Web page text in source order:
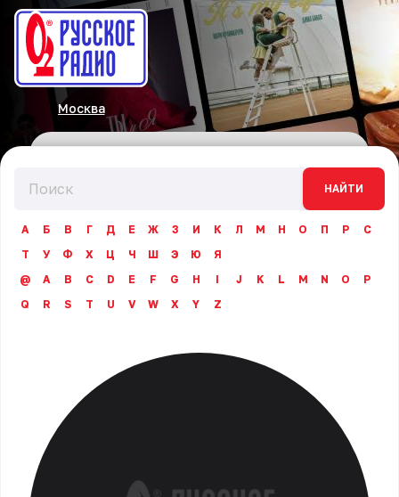
Москва
НАЙТИ
А Б В Г Д Е Ж З И К Л М Н О П Р
С
Т
У Ф Х Ц Ч Ш Э Ю
Я
@
A B C D E F G H I J K L M N O
P
Q
R S T U V W X Y Z